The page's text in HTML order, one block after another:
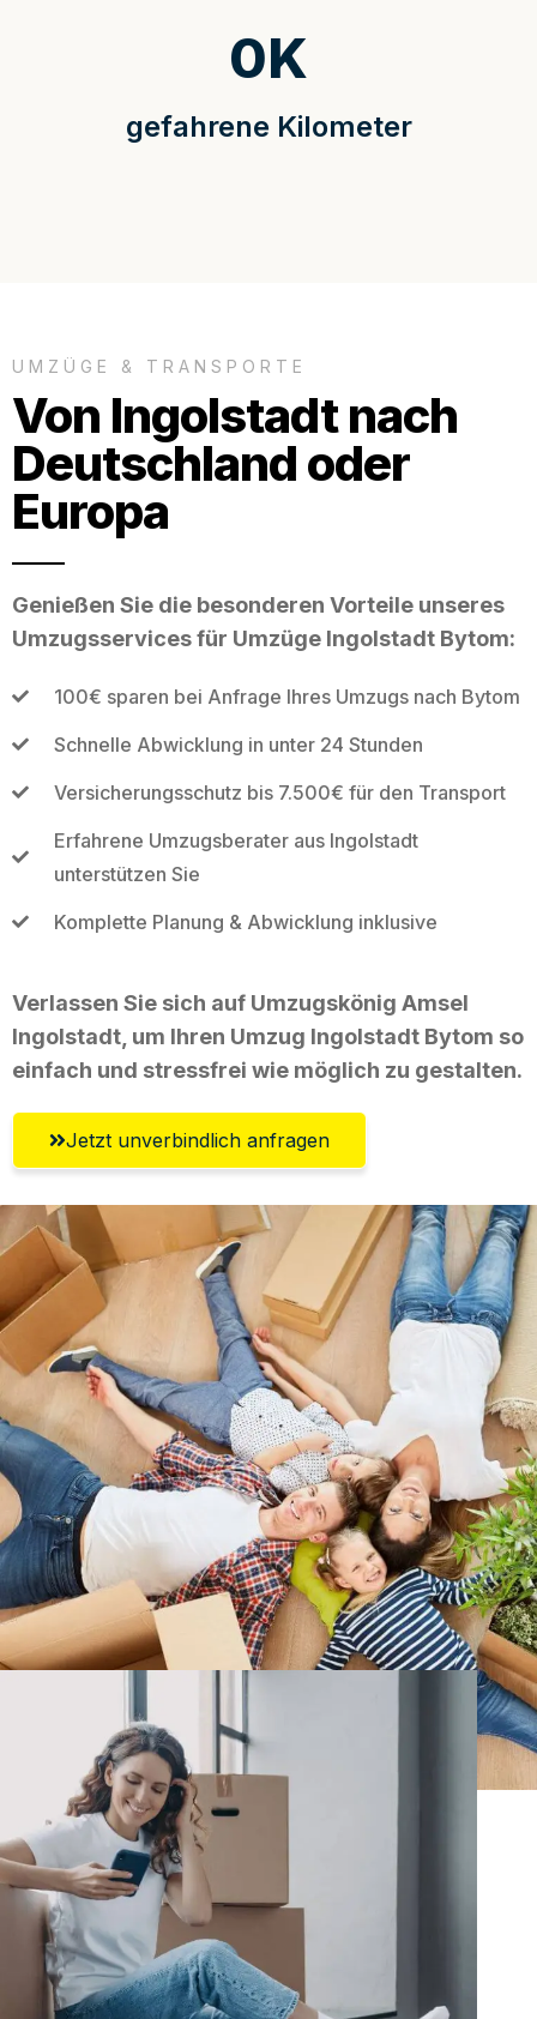
gefahrene Kilometer
0K
UMZÜGE & TRANSPORTE
Von Ingolstadt nach
Deutschland oder
Europa
Genießen Sie die besonderen Vorteile unseres
Umzugsservices für Umzüge Ingolstadt Bytom:
100€ sparen bei Anfrage Ihres Umzugs nach Bytom
Schnelle Abwicklung in unter 24 Stunden
Versicherungsschutz bis 7.500€ für den Transport
Erfahrene Umzugsberater aus Ingolstadt
unterstützen Sie
Komplette Planung & Abwicklung inklusive
Verlassen Sie sich auf Umzugskönig Amsel
Ingolstadt, um Ihren Umzug Ingolstadt Bytom so
einfach und stressfrei wie möglich zu gestalten.
Jetzt unverbindlich anfragen